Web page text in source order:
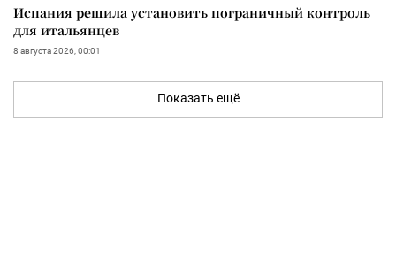
Испания решила установить пограничный контроль
для итальянцев
8 августа 2026, 00:01
Показать ещё